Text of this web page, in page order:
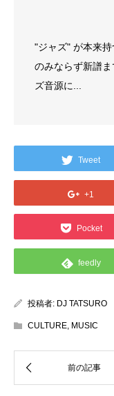
"ジャズ" が本来
のみならず新譜
ズ音源に...
Tweet
+1
Pocket
feedly
投稿者: DJ TATSURO
CULTURE, MUSIC